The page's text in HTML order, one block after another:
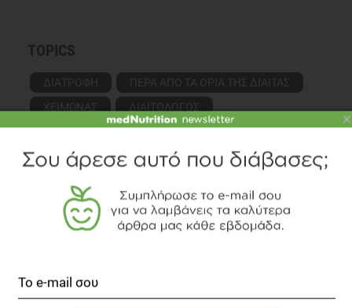
TOPICS
ΔΙΑΤΡΟΦΗ
ΠΕΡΑ ΑΠΟ ΤΑ ΟΡΙΑ ΤΗΣ ΔΙΑΙΤΑΣ
ΧΕΙΜΩΝΑΣ
ΔΙΑΙΤΟΛΟΓΟΣ
ΔΙΑΒΑΣΤΕ ΑΚΟΜΗ
×